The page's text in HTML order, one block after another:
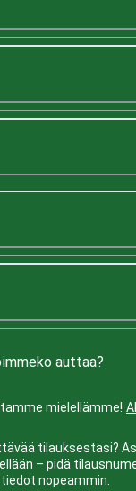
auttaa?
mielellämme!
tilauksestasi?
– pidä
nopeammin.